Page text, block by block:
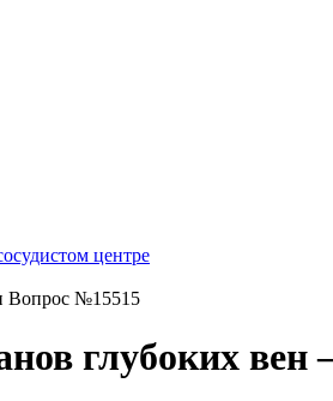
центре
Вопрос №15515
глубоких